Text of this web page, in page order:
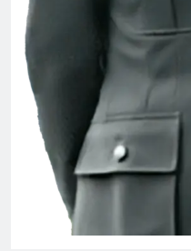
Ý NGHĨ
3 Years Ago
Tri Ân
Hòa